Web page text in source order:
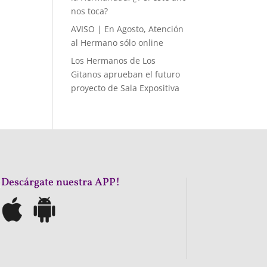
nos toca?
AVISO | En Agosto, Atención
al Hermano sólo online
Los Hermanos de Los
Gitanos aprueban el futuro
proyecto de Sala Expositiva
nuestra APP!